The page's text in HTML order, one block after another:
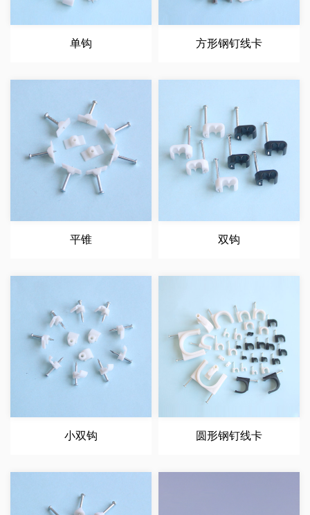
单钩 方形钢钉线卡
平锥 双钩
小双钩 圆形钢钉线卡